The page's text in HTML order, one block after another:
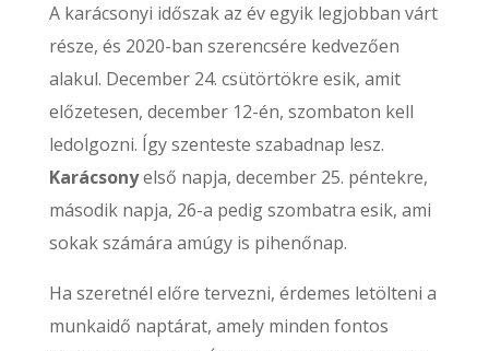
A karácsonyi időszak az év egyik legjobban várt
része, és 2020-ban szerencsére kedvezően
alakul. December 24. csütörtökre esik, amit
előzetesen, december 12-én, szombaton kell
ledolgozni. Így szenteste szabadnap lesz.
Karácsonyelső napja, december 25. péntekre,
második napja, 26-a pedig szombatra esik, ami
sokak számára amúgy is pihenőnap.
Ha szeretnél előre tervezni, érdemes letölteni a
munkaidő naptárat, amely minden fontos